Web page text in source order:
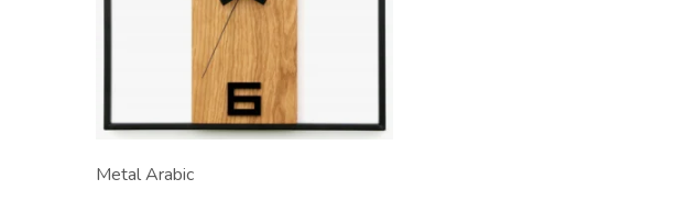
Metal Arabic